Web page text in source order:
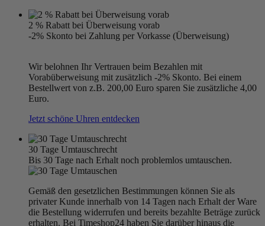
2 % Rabatt bei Überweisung vorab
-2% Skonto bei Zahlung per Vorkasse (Überweisung)
Wir belohnen Ihr Vertrauen beim Bezahlen mit
Vorabüberweisung mit zusätzlich -2% Skonto. Bei einem
Bestellwert von z.B. 200,00 Euro sparen Sie zusätzliche 4,00
Euro.
Jetzt schöne Uhren entdecken
30 Tage Umtauschrecht
Bis 30 Tage nach Erhalt noch problemlos umtauschen.
Gemäß den gesetzlichen Bestimmungen können Sie als
privater Kunde innerhalb von 14 Tagen nach Erhalt der Ware
die Bestellung widerrufen und bereits bezahlte Beträge zurück
erhalten. Bei Timeshop24 haben Sie darüber hinaus die